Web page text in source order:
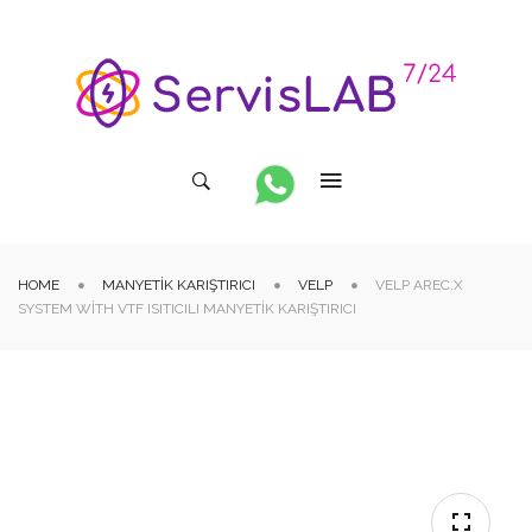
HOME MANYETIK KARIŞTIRICI VELP
VELP AREC.X
SYSTEM WITH VTF ISITICILI MANYETIK KARIŞTIRICI